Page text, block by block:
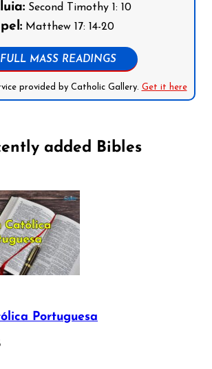
Second Timothy 1: 10
Matthew 17: 14-20
FULL MASS READINGS
provided by Catholic Gallery. Get it here
added Bibles
Portuguesa